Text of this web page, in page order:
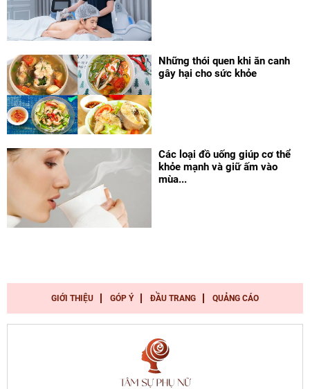
Những thói quen khi ăn canh
gây hại cho sức khỏe
Các loại đồ uống giúp cơ thể
khỏe mạnh và giữ ấm vào
mùa...
GIỚI THIỆU GÓP Ý ĐẦU TRANG QUẢNG CÁO